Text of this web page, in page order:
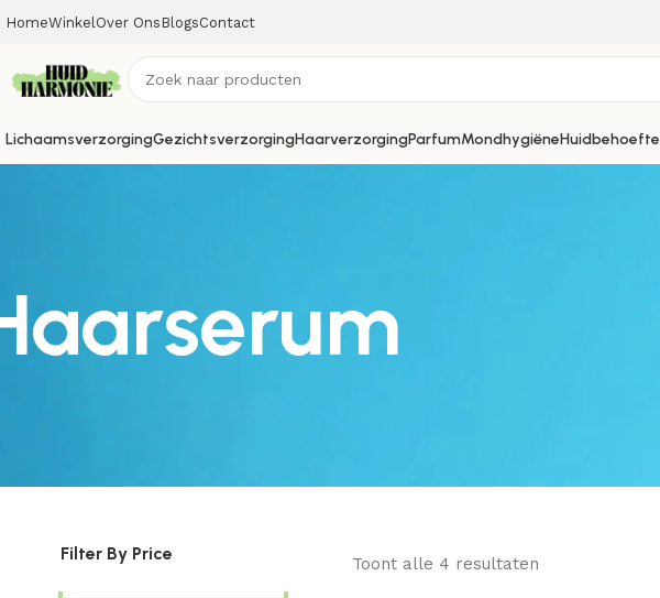
HomeWinkel Over Ons BlogsContact
LichaamsverzorgingGezichtsverzorgingHaarverzorgingParfumMondhygiëneHuidbehoefte
Filter By Price Toont alle 4 resultaten